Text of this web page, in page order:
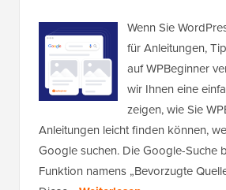
Wenn Sie
für Anleitungen,
auf WPBeginner
wir Ihnen eine
zeigen, wie Sie
Anleitungen leicht finden können,
Google suchen. Die Google-Suche
Funktion namens „Bevorzugte